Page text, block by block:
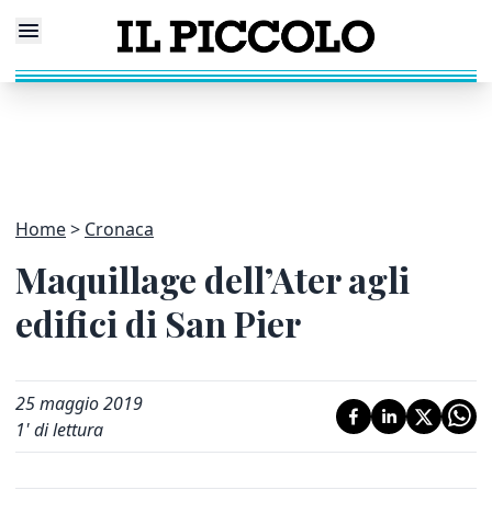
Home Cronaca
Maquillage dell’Ater agli
edifici di San Pier
25 maggio 2019
1' di lettura